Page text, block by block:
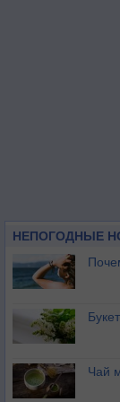
НЕПОГОДНЫЕ
Чай